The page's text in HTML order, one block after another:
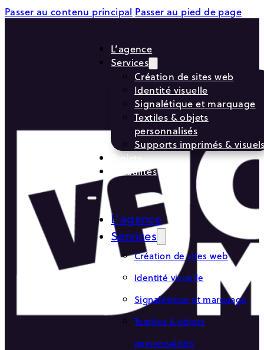
Passer au contenu principal Passer au pied de page
L’agence
Services
Création de sites web
Identité visuelle
Signalétique et marquage
Textiles & objets
personnalisés
Supports imprimés &
Projets
Actualités
L’agence
Services
Création de sites web
Identité visuelle
Signalétique et marquage
Textiles & objets
personnalisés